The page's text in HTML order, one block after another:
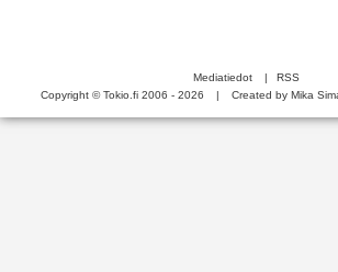
Mediatiedot |
RSS
Copyright © Tokio.fi 2006 - 2026
| Created by Mika